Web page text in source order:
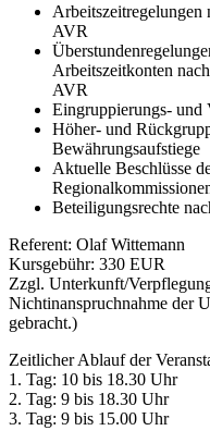
Arbeitszeitregelungen
AVR
Arbeitszeitkonten
AVR
Eingruppierungs- und
Höher- und
Bewährungsaufstiege
Aktuelle Beschlüsse
Beteiligungsrechte
Referent: Olaf Wittemann
Kursgebühr: 330 EUR
Zzgl. Unterkunft/
Nichtinanspruchnahme der
gebracht.)
Zeitlicher Ablauf der
1. Tag: 10 bis 18.30 Uhr
2. Tag: 9 bis 18.30 Uhr
3. Tag: 9 bis 15.00 Uhr